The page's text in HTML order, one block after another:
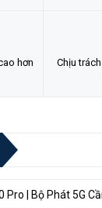
nét lên tới 8MP
hơn
Chịu